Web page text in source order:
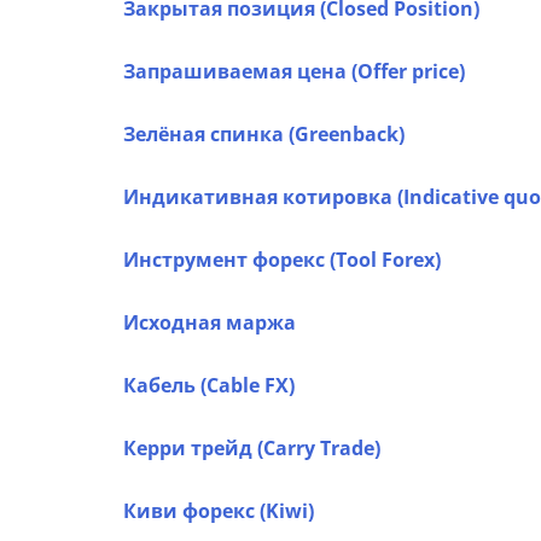
Закрытая позиция (Closed Position)
Запрашиваемая цена (Offer price)
Зелёная спинка (Greenback)
Индикативная котировка (Indicative
Инструмент форекс (Tool Forex)
Исходная маржа
Кабель (Cable FX)
Керри трейд (Carry Trade)
Киви форекс (Kiwi)